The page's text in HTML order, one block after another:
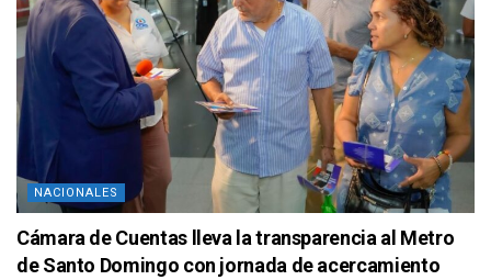
NACIONALES
Cámara de Cuentas lleva la transparencia al Metro
de Santo Domingo con jornada de acercamiento